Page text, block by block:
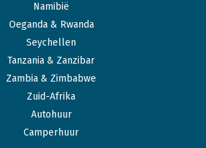
Namibië
Oeganda & Rwanda
Seychellen
Tanzania & Zanzibar
Zambia & Zimbabwe
Zuid-Afrika
Autohuur
Camperhuur